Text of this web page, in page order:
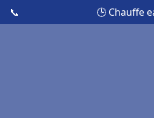
📞 🕒 Chauffe